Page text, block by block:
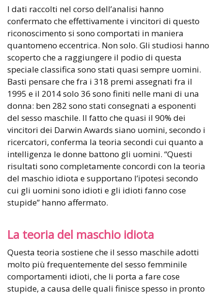
I dati raccolti nel corso dell’analisi hanno
confermato che effettivamente i vincitori di questo
riconoscimento si sono comportati in maniera
quantomeno eccentrica. Non solo. Gli studiosi hanno
scoperto che a raggiungere il podio di questa
speciale classifica sono stati quasi sempre uomini.
Basti pensare che fra i 318 premi assegnati fra il
1995 e il 2014 solo 36 sono finiti nelle mani di una
donna: ben 282 sono stati consegnati a esponenti
del sesso maschile. Il fatto che quasi il 90% dei
vincitori dei Darwin Awards siano uomini, secondo i
ricercatori, conferma la teoria secondi cui quanto a
intelligenza le donne battono gli uomini. “Questi
risultati sono completamente concordi con la teoria
del maschio idiota e supportano l’ipotesi secondo
cui gli uomini sono idioti e gli idioti fanno cose
stupide” hanno affermato.
La teoria del maschio idiota
Questa teoria sostiene che il sesso maschile adotti
molto più frequentemente del sesso femminile
comportamenti idioti, che li porta a fare cose
stupide, a causa delle quali finisce spesso in pronto